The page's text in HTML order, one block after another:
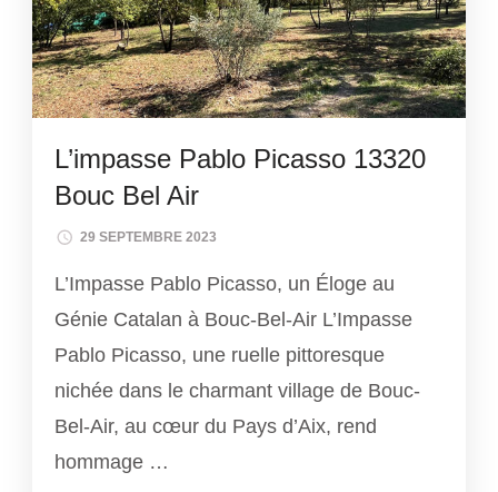
L’impasse Pablo Picasso 13320
Bouc Bel Air
29 SEPTEMBRE 2023
L’Impasse Pablo Picasso, un Éloge au
Génie Catalan à Bouc-Bel-Air L’Impasse
Pablo Picasso, une ruelle pittoresque
nichée dans le charmant village de Bouc-
Bel-Air, au cœur du Pays d’Aix, rend
hommage …